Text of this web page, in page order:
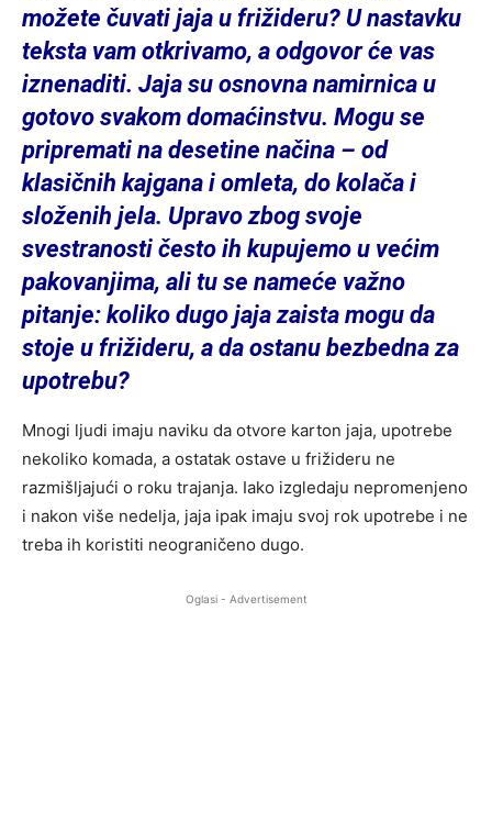
možete čuvati jaja u frižideru? U nastavku
teksta vam otkrivamo, a odgovor će vas
iznenaditi. Jaja su osnovna namirnica u
gotovo svakom domaćinstvu. Mogu se
pripremati na desetine načina – od
klasičnih kajgana i omleta, do kolača i
složenih jela. Upravo zbog svoje
svestranosti često ih kupujemo u većim
pakovanjima, ali tu se nameće važno
pitanje: koliko dugo jaja zaista mogu da
stoje u frižideru, a da ostanu bezbedna za
upotrebu?
Mnogi ljudi imaju naviku da otvore karton jaja, upotrebe
nekoliko komada, a ostatak ostave u frižideru ne
razmišljajući o roku trajanja. Iako izgledaju nepromenjeno
i nakon više nedelja, jaja ipak imaju svoj rok upotrebe i ne
treba ih koristiti neograničeno dugo.
Oglasi - Advertisement